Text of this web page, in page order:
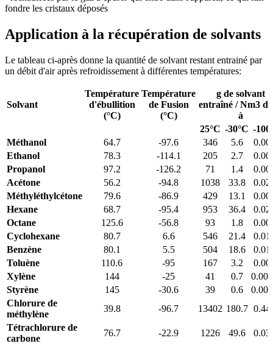
fondre les cristaux déposés
Application à la récupération de solvants
Le tableau ci-après donne la quantité de solvant restant entrainé par
un débit d'air après refroidissement à différentes températures:
Solvant
Température
d'ébullition
(°C)
Température
de Fusion
(°C)
g de solvant
entraîné / Nm3
à
25°C -30°C -
Méthanol
64.7 -97.6 346 5.6
Ethanol
78.3 -114.1 205 2.7
Propanol
97.2 -126.2 71 1.4
Acétone
56.2 -94.8 1038 33.8
Méthyléthylcétone
79.6 -86.9 429 13.1
Hexane
68.7 -95.4 953 36.4
Octane
125.6 -56.8 93 1.8
Cyclohexane
80.7 6.6 546 21.4
Benzène
80.1 5.5 504 18.6
Toluène
110.6 -95 167 3.2
Xylène
144 -25 41 0.7
Styrène
145 -30.6 39 0.6
Chlorure de
méthylène
39.8 -96.7 13402 180.7
Tétrachlorure de
carbone
76.7 -22.9 1226 49.6